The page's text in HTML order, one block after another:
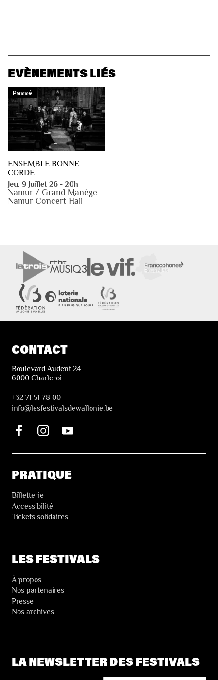
EVÈNEMENTS LIÉS
Passé
ENSEMBLE BONNE
CORDE
Jeu. 9 Juillet 26 - 20h
Namur / Grand Manège -
Namur Concert Hall
CONTACT
Boulevard Audent 24
6000 Charleroi
+32 71 51 78 00
info@lesfestivalsdewallonie.be
PRATIQUE
Billetterie
Accessibilité
Tickets solidaires
LES FESTIVALS
À propos
Nos partenaires
Presse
Nos archives
LA NEWSLETTER DES FESTIVALS